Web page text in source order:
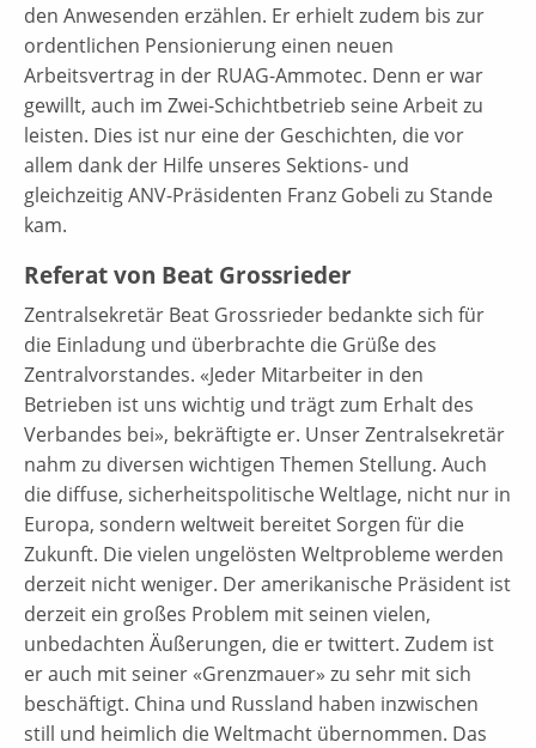
den Anwesenden erzählen. Er erhielt zudem bis zur
ordentlichen Pensionierung einen neuen
Arbeitsvertrag in der RUAG-Ammotec. Denn er war
gewillt, auch im Zwei-Schichtbetrieb seine Arbeit zu
leisten. Dies ist nur eine der Geschichten, die vor
allem dank der Hilfe unseres Sektions- und
gleichzeitig ANV-Präsidenten Franz Gobeli zu Stande
kam.
Referat von Beat Grossrieder
Zentralsekretär Beat Grossrieder bedankte sich für
die Einladung und überbrachte die Grüße des
Zentralvorstandes. «Jeder Mitarbeiter in den
Betrieben ist uns wichtig und trägt zum Erhalt des
Verbandes bei», bekräftigte er. Unser Zentralsekretär
nahm zu diversen wichtigen Themen Stellung. Auch
die diffuse, sicherheitspolitische Weltlage, nicht nur in
Europa, sondern weltweit bereitet Sorgen für die
Zukunft. Die vielen ungelösten Weltprobleme werden
derzeit nicht weniger. Der amerikanische Präsident ist
derzeit ein großes Problem mit seinen vielen,
unbedachten Äußerungen, die er twittert. Zudem ist
er auch mit seiner «Grenzmauer» zu sehr mit sich
beschäftigt. China und Russland haben inzwischen
still und heimlich die Weltmacht übernommen. Das